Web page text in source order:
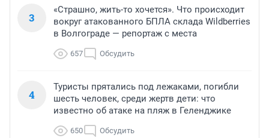
3
«Страшно, жить-то хочется». Что происходит
вокруг атакованного БПЛА склада Wildberries
в Волгограде — репортаж с места
657 Обсудить
4
Туристы прятались под лежаками, погибли
шесть человек, среди жертв дети: что
известно об атаке на пляж в Геленджике
650 Обсудить